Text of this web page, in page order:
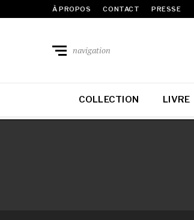
À PROPOS CONTACT PRESSE
navigation
COLLECTION LIVRE